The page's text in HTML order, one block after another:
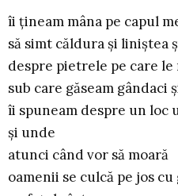
îi ţineam mâna pe capul
să simt căldura şi liniştea
despre pietrele pe care
sub care găseam gândaci
îi spuneam despre un loc
şi unde
atunci când vor să moară
oamenii se culcă pe jos